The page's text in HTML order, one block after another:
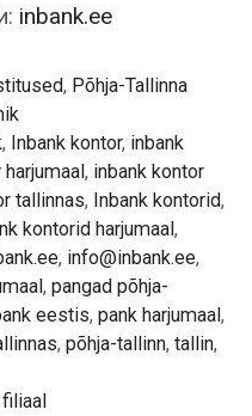
inbank.ee
, Põhja-Tallinna
, Inbank kontor, inbank
, inbank kontor
tallinnas, Inbank kontorid,
kontorid harjumaal ,
, info@inbank.ee,
, pangad põhja-
eestis, pank harjumaal ,
, põhja-tallinn, tallin,